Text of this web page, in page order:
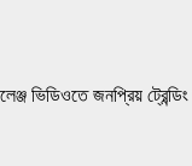
ভিডিওতে জনপ্রিয়